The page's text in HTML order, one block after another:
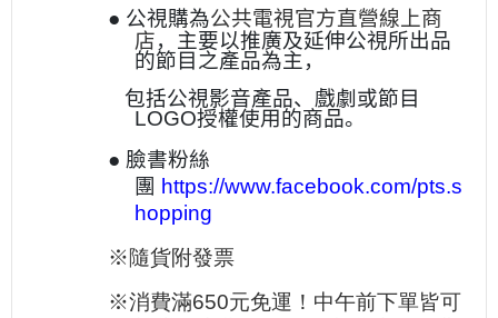
● 公視購為公共電視官方直營線上商
店，主要以推廣及延伸公視所出品
的節目之產品為主，
包括公視影音產品、戲劇或節目
LOGO授權使用的商品。
● 臉書粉絲
團 https://www.facebook.com/pts.s
hopping
※隨貨附發票
※消費滿650元免運！中午前下單皆可